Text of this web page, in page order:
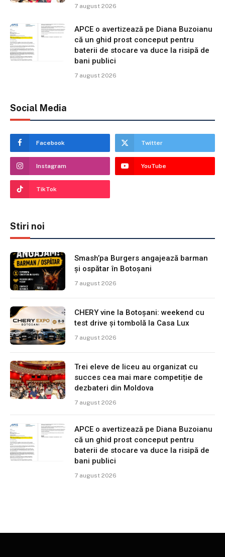
7 august 2026
APCE o avertizează pe Diana Buzoianu
că un ghid prost conceput pentru
baterii de stocare va duce la risipă de
bani publici
7 august 2026
Social Media
Facebook Twitter
Instagram YouTube
TikTok
Stiri noi
Smash’pa Burgers angajează barman
și ospătar în Botoșani
7 august 2026
CHERY vine la Botoșani: weekend cu
test drive și tombolă la Casa Lux
7 august 2026
Trei eleve de liceu au organizat cu
succes cea mai mare competiție de
dezbateri din Moldova
7 august 2026
APCE o avertizează pe Diana Buzoianu
că un ghid prost conceput pentru
baterii de stocare va duce la risipă de
bani publici
7 august 2026